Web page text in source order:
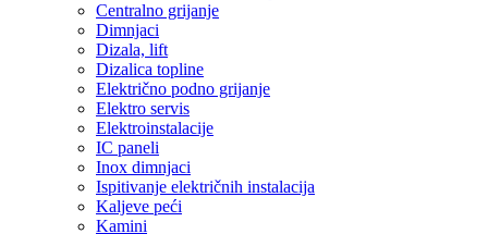
Centralno grijanje
Dimnjaci
Dizala, lift
Dizalica topline
Električno podno grijanje
Elektro servis
Elektroinstalacije
IC paneli
Inox dimnjaci
Ispitivanje električnih instalacija
Kaljeve peći
Kamini